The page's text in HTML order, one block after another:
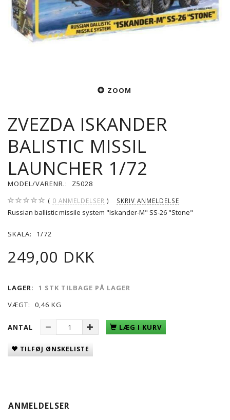
ZOOM
ZVEZDA ISKANDER
BALISTIC MISSIL
LAUNCHER 1/72
MODEL/VARENR.: Z5028
0 ANMELDELSER SKRIV ANMELDELSE
Russian ballistic missile system "Iskander-M" SS-26 "Stone"
SKALA: 1/72
249,00 DKK
LAGER:
1 STK TILBAGE PÅ LAGER
VÆGT:
0,46 KG
ANTAL LÆG I KURV
TILFØJ ØNSKELISTE
ANMELDELSER